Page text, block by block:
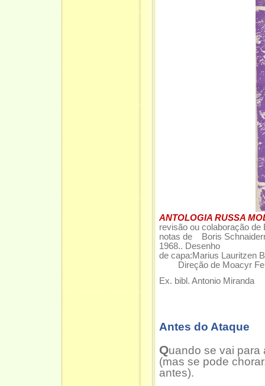
ANTOLOGIA RUSSA
revisão ou colaboração
notas de Boris
1968.. Desenho
de capa:Marius Lauritzen
Direção de Moacyr
Ex. bibl. Antonio Miranda
Antes do Ataque
Quando se vai
(mas se pode
antes).